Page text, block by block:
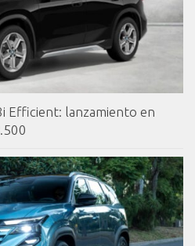
Efficient: lanzamiento en